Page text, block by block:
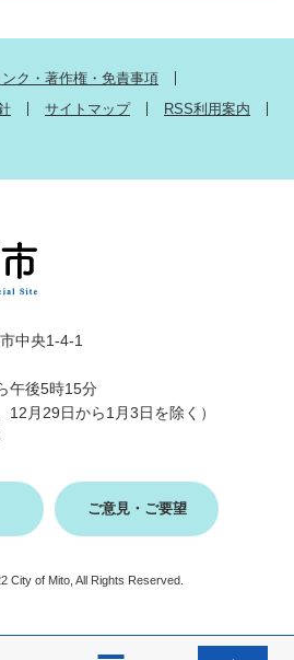
ンク・著作権・免責事項
サイトマップ
RSS利用案内
中央1-4-1
午後5時15分
12月29日から1月3日を除く）
ご意見・ご要望
City of Mito, All Rights Reserved.